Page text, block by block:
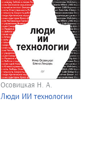
Осовицкая Н. А.
Люди ИИ технологии